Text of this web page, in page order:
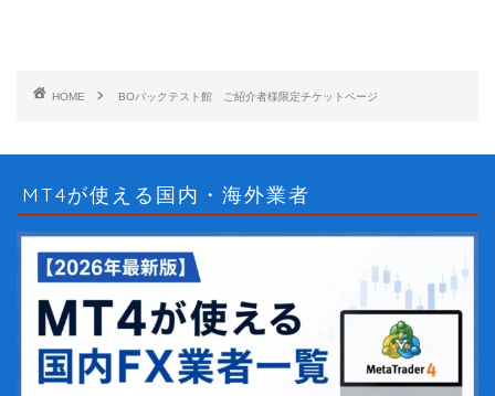
HOME BOバックテスト館 ご紹介者様限定チケットページ
MT4が使える国内・海外業者